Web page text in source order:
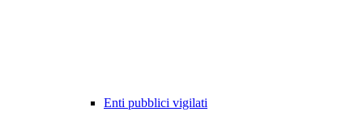
Enti pubblici vigilati